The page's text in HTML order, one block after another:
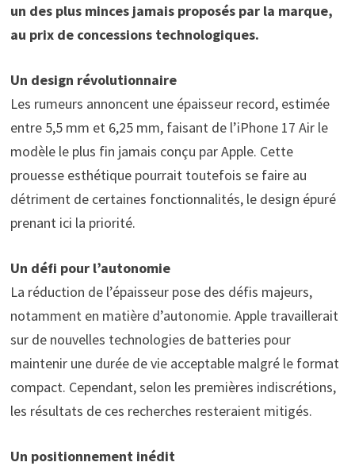
un des plus minces jamais proposés par la marque,
au prix de concessions technologiques.
Un design révolutionnaire
Les rumeurs annoncent une épaisseur record, estimée
entre 5,5 mm et 6,25 mm, faisant de l’iPhone 17 Air le
modèle le plus fin jamais conçu par Apple. Cette
prouesse esthétique pourrait toutefois se faire au
détriment de certaines fonctionnalités, le design épuré
prenant ici la priorité.
Un défi pour l’autonomie
La réduction de l’épaisseur pose des défis majeurs,
notamment en matière d’autonomie. Apple travaillerait
sur de nouvelles technologies de batteries pour
maintenir une durée de vie acceptable malgré le format
compact. Cependant, selon les premières indiscrétions,
les résultats de ces recherches resteraient mitigés.
Un positionnement inédit